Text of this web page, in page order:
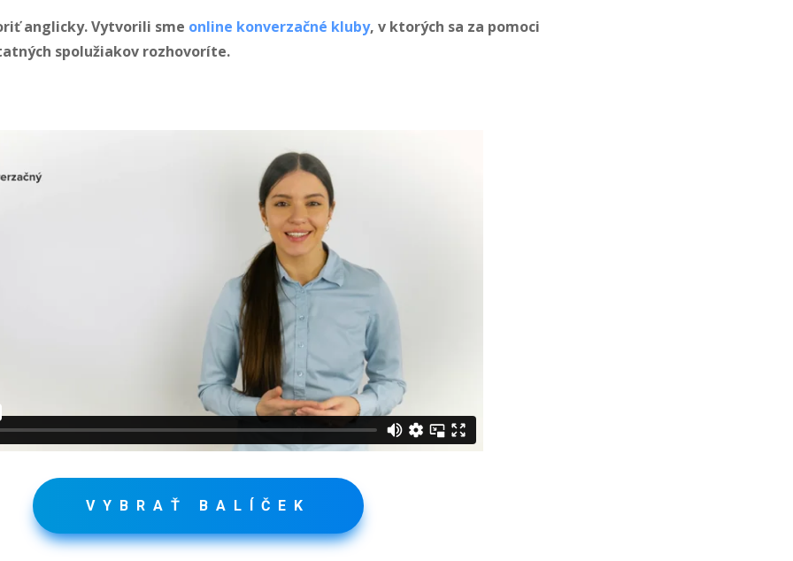
anglicky. Vytvorili sme online konverzačné kluby, v ktorých sa za pomoci
spolužiakov rozhovoríte.
VYBRAŤ BALÍČEK